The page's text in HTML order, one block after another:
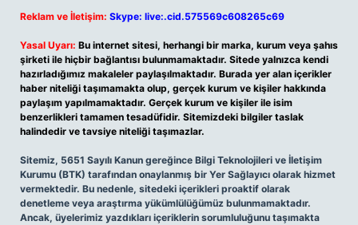
Reklam ve İletişim: Skype: live:.cid.575569c608265c69
Yasal Uyarı: Bu internet sitesi, herhangi bir marka, kurum veya şahıs
şirketi ile hiçbir bağlantısı bulunmamaktadır. Sitede yalnızca kendi
hazırladığımız makaleler paylaşılmaktadır. Burada yer alan içerikler
haber niteliği taşımamakta olup, gerçek kurum ve kişiler hakkında
paylaşım yapılmamaktadır. Gerçek kurum ve kişiler ile isim
benzerlikleri tamamen tesadüfidir. Sitemizdeki bilgiler taslak
halindedir ve tavsiye niteliği taşımazlar.
Sitemiz, 5651 Sayılı Kanun gereğince Bilgi Teknolojileri ve İletişim
Kurumu (BTK) tarafından onaylanmış bir Yer Sağlayıcı olarak hizmet
vermektedir. Bu nedenle, sitedeki içerikleri proaktif olarak
denetleme veya araştırma yükümlülüğümüz bulunmamaktadır.
Ancak, üyelerimiz yazdıkları içeriklerin sorumluluğunu taşımakta